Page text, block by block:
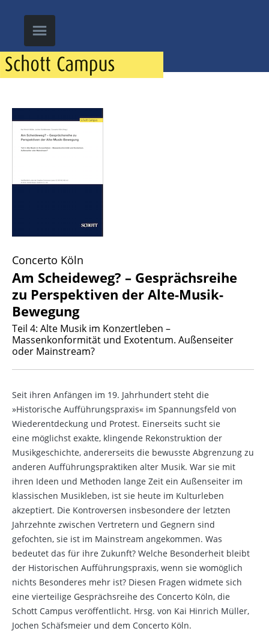
Concerto Köln
Am Scheideweg? – Gesprächsreihe
zu Perspektiven der Alte-Musik-
Bewegung
Teil 4: Alte Musik im Konzertleben –
Massenkonformität und Exotentum. Außenseiter
oder Mainstream?
Seit ihren Anfängen im 19. Jahrhundert steht die
»Historische Aufführungspraxis« im Spannungsfeld von
Wiederentdeckung und Protest. Einerseits sucht sie
eine möglichst exakte, klingende Rekonstruktion der
Musikgeschichte, andererseits die bewusste Abgrenzung zu
anderen Aufführungspraktiken alter Musik. War sie mit
ihren Ideen und Methoden lange Zeit ein Außenseiter im
klassischen Musikleben, ist sie heute im Kulturleben
akzeptiert. Die Kontroversen insbesondere der letzten
Jahrzehnte zwischen Vertretern und Gegnern sind
gefochten, sie ist im Mainstream angekommen. Was
bedeutet das für ihre Zukunft? Welche Besonderheit bleibt
der Historischen Aufführungspraxis, wenn sie womöglich
nichts Besonderes mehr ist? Diesen Fragen widmete sich
eine vierteilige Gesprächsreihe des Concerto Köln, die
Schott Campus veröffentlicht. Hrsg. von Kai Hinrich Müller,
Jochen Schäfsmeier und dem Concerto Köln.